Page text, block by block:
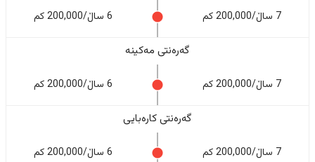
7 ساڵ/200,000 کم 6 ساڵ/200,000 کم
گەرەنتی مەکینە
7 ساڵ/200,000 کم 6 ساڵ/200,000 کم
گەرەنتی کارەبایی
7 ساڵ/200,000 کم 6 ساڵ/200,000 کم